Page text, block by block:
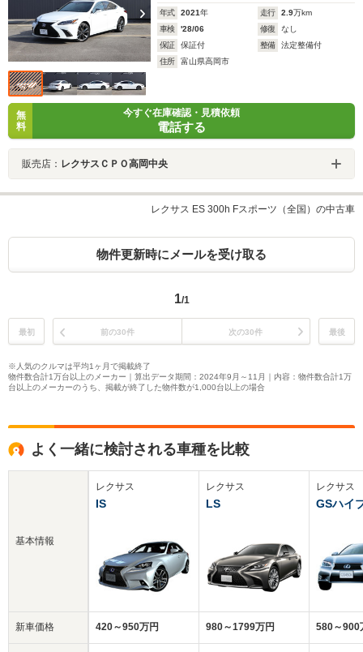
年式 2021年 走行 2.9万km
車検
'28/06 修復
なし
保証
保証付 整備
法定整備付
住所
富山県高岡市
無
料
今すぐ在庫確認・見積依頼
電話する
販売店： レクサスＣＰＯ高岡中央
レクサス ES 300h Fスポーツ（全国）の中古車
物件更新時にメールを受け取る
1/1
最初 前の30件 次の30件 最後
※人気のクルマは平均1ヶ月で掲載終了
物件数合計1万台以上のメーカー｜算出データ期間：2024年9月～11月｜内容：物件数合計1万
台以上のメーカーのうち、掲載が終了した物件数が1,000台以上の場合
よく一緒に検討される車種を比較
基本情報
新車価格
レクサス
IS
420～950万円
レクサス
LS
980～1799万円
レクサス
GSハイ
580～900